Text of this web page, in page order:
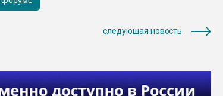
следующая новость